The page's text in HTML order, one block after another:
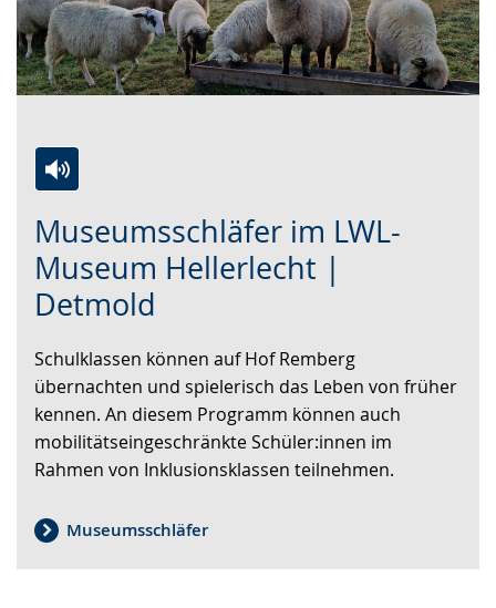
Museumsschläfer im LWL-
Museum Hellerlecht |
Detmold
Leichten
Sprache
wechseln.
Audio-
Unterstützung.
Video
in
Deutscher
Gebärdensprache
angezeigt.
Schulklassen können auf Hof Remberg
übernachten und spielerisch das Leben von früher
kennen. An diesem Programm können auch
mobilitätseingeschränkte Schüler:innen im
Rahmen von Inklusionsklassen teilnehmen.
Museumsschläfer